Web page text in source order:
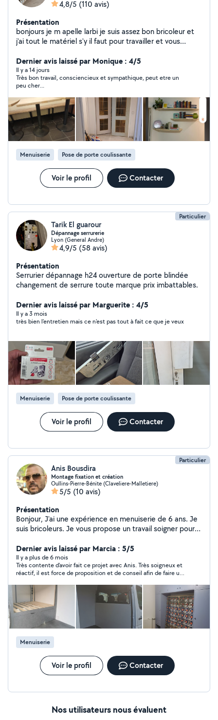
4,8/5 (110 avis)
Présentation
bonjours je m apelle larbi je suis assez bon bricoleur et
j'ai tout le matériel s'y il faut pour travailler et vous
rénovation., aménagement d intérieur .montage de
meuble cuisine décoration et aussi réparation et
fabrication d ouvrages métalliques. De préférence
travailler avec des personnes réalistes et non des
marchands de tapis. Devis gratuit
Dernier avis laissé par Monique : 4/5
Il y a 14 jours
Très bon travail, consciencieux et sympathique, peut etre un
peu cher...
Menuiserie Pose de porte coulissante
Voir le profil Contacter
Particulier
Tarik El guarour
Dépannage serrurerie
Lyon (General Andre)
4,9/5 (58 avis)
Présentation
Serrurier dépannage h24 ouverture de porte blindée
changement de serrure toute marque prix imbattables.
Dernier avis laissé par Marguerite : 4/5
Il y a 3 mois
très bien l'entretien mais ce n'est pas tout à fait ce que je veux
Menuiserie Pose de porte coulissante
Voir le profil Contacter
Particulier
Anis Bousdira
Montage fixation et création
Oullins-Pierre-Bénite (Claveliere-Malletiere)
5/5 (10 avis)
Présentation
Bonjour, J'ai une expérience en menuiserie de 6 ans. Je
suis bricoleurs. Je vous propose un travail soigner pour
des lustres, rideaux et tous type de bricolages...
Cordialement,
Dernier avis laissé par Marcia : 5/5
Il y a plus de 6 mois
Très contente d'avoir fait ce projet avec Anis. Très soigneux et
réactif, il est force de proposition et de conseil afin de faire un
pas le dernier projet avec lui!
Menuiserie
Voir le profil Contacter
Nos utilisateurs nous évaluent